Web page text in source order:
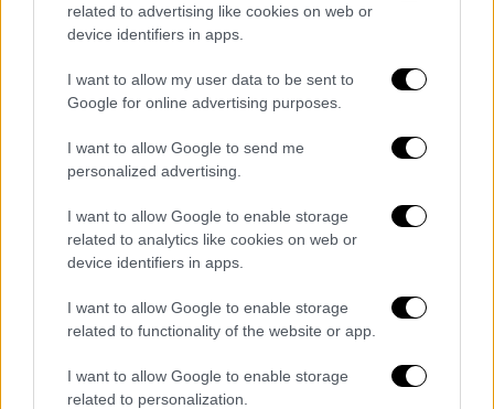
related to advertising like cookies on web or
device identifiers in apps.
I want to allow my user data to be sent to
Google for online advertising purposes.
I want to allow Google to send me
personalized advertising.
I want to allow Google to enable storage
related to analytics like cookies on web or
device identifiers in apps.
I want to allow Google to enable storage
related to functionality of the website or app.
I want to allow Google to enable storage
related to personalization.
Μέχρι σήμερα,έχουν ενταχθεί 152 έργα από
135 δήμους συνολικού προϋπολογισμού 39,4
εκατ.Εξ’ αυτών, ήδη τα 25,2 εκατ.
παρακατατέθηκαν σε Ειδικό Δεσμευμένο
Λογαριασμό στο Ταμείο Παρακαταθηκών και
Δανείων. Για τα υπόλοιπα ενταγμένα έργα η
εξέλιξη. Υπενθυμίζεται ότι ο συνολικός
προϋπολογισμός των δύο προσκλήσεων
2017 και 2018 είναι 43 εκατ. ευρώ (23 εκατ.
ευρώ για το 2017 και 20 εκατ. ευρώ για το
2018). Οι προσκλήσεις απευθύνονταν σε 172
Δήμους. Επίσης έχουν ήδη ενταχθεί έργα
αναπλάσεων μεγάλης εμβέλειας από 62